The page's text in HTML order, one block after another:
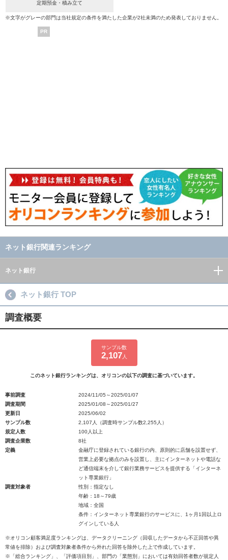
定期預金・積み立て
※文字がグレーの部門は当社規定の条件を満たした企業が2社未満のため発表しておりません。
PR
ネット銀行関連ランキング
ネット銀行
ネット銀行 TOP
調査概要
サンプル数
2,107 人
このネット銀行ランキングは、オリコンの以下の調査に基づいています。
事前調査
2024/11/05～2025/01/07
調査期間
2025/01/08～2025/01/27
更新日
2025/06/02
サンプル数
2,107人（調査時サンプル数2,255人）
規定人数
100人以上
調査企業数
8社
定義
金融庁に登録されている銀行の内、原則的に店舗を設置せず、
営業上必要な拠点のみを設置し、主にインターネットや電話な
ど通信端末を介して銀行業務サービスを提供する「インターネ
ット専業銀行」
調査対象者
性別：指定なし
年齢：18～79歳
地域：全国
条件：インターネット専業銀行のサービスに、1ヶ月1回以上ロ
グインしている人
※オリコン顧客満足度ランキングは、データクリーニング（回収したデータから不正回答や異
常値を排除）および調査対象者条件から外れた回答を除外した上で作成しています。
※「総合ランキング」、「評価項目別」、部門の「業態別」においては有効回答者数が規定人